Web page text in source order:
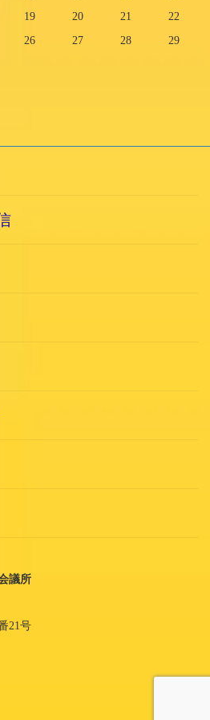
19 20 21
22
26 27 28
29
議所
21号